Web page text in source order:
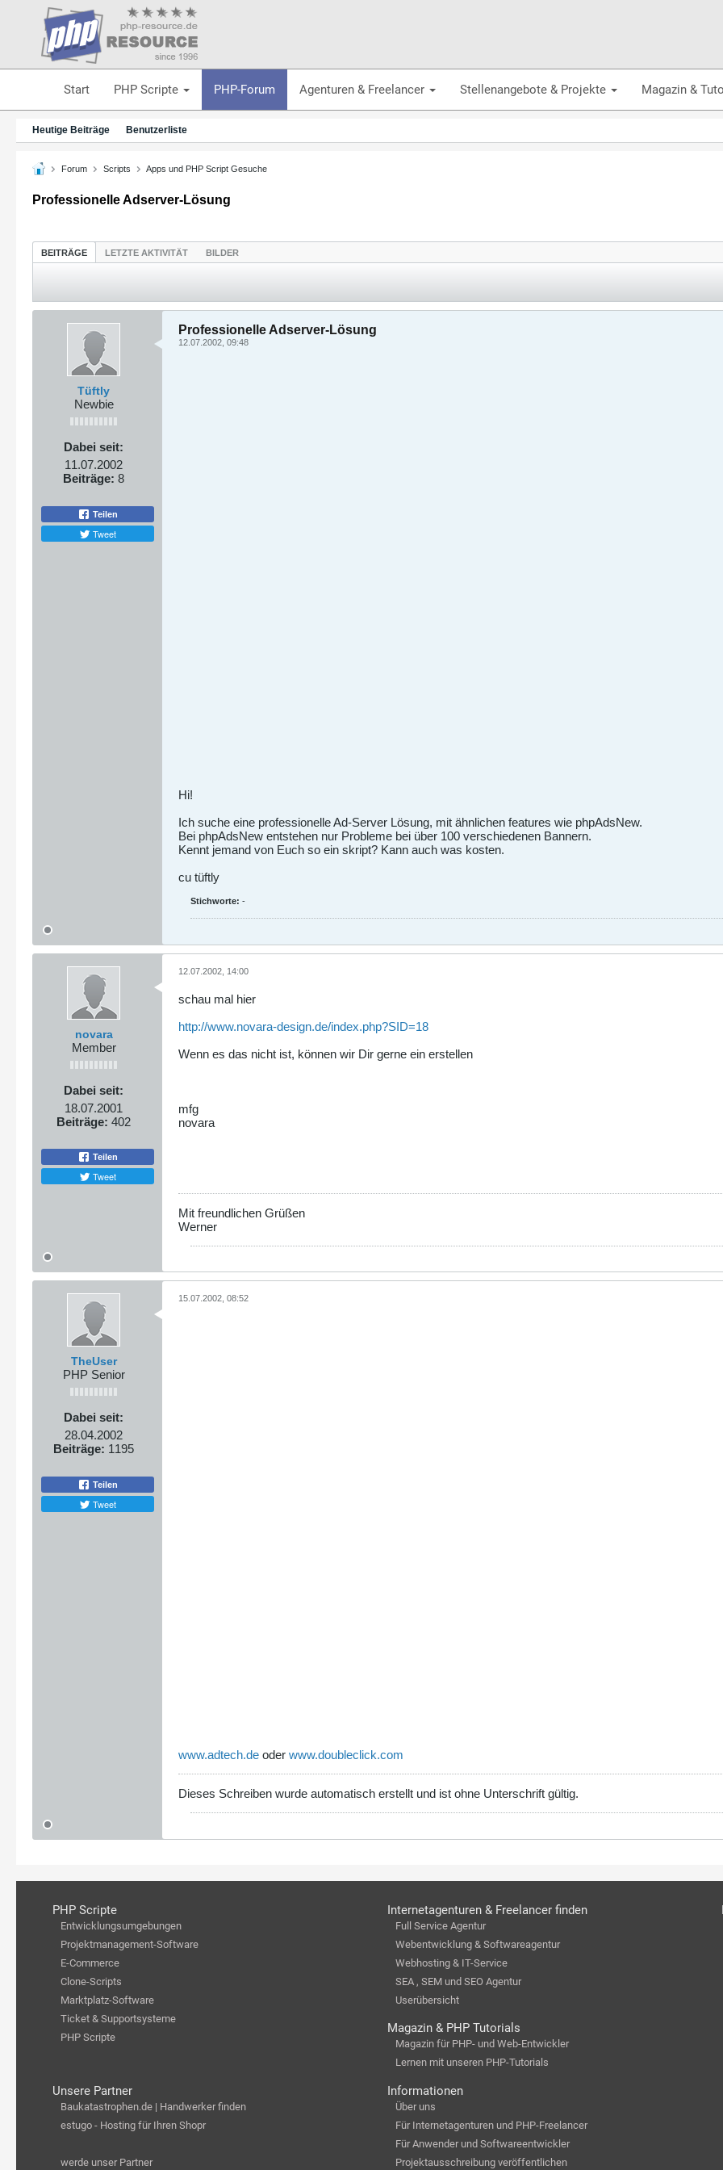
Start PHP Scripte PHP-Forum Agenturen & Freelancer Stellenangebote & Projekte Magazin &
Heutige Beiträge Benutzerliste
Forum Scripts Apps und PHP Script Gesuche
Professionelle Adserver-Lösung
BEITRÄGE LETZTE AKTIVITÄT BILDER
Tüftly
Newbie
Dabei seit:
11.07.2002
Beiträge: 8
Teilen
Tweet
Professionelle Adserver-Lösung
12.07.2002, 09:48
Hi!
Ich suche eine professionelle Ad-Server Lösung, mit ähnlichen features wie phpAdsNew.
Bei phpAdsNew entstehen nur Probleme bei über 100 verschiedenen Bannern.
Kennt jemand von Euch so ein skript? Kann auch was kosten.
cu tüftly
Stichworte: -
novara
Member
Dabei seit:
18.07.2001
Beiträge: 402
Teilen
Tweet
12.07.2002, 14:00
schau mal hier
http://www.novara-design.de/index.php?SID=18
Wenn es das nicht ist, können wir Dir gerne ein erstellen
mfg
novara
Mit freundlichen Grüßen
Werner
TheUser
PHP Senior
Dabei seit:
28.04.2002
Beiträge: 1195
Teilen
Tweet
15.07.2002, 08:52
www.adtech.de oder www.doubleclick.com
Dieses Schreiben wurde automatisch erstellt und ist ohne Unterschrift gültig.
PHP Scripte
Entwicklungsumgebungen
Projektmanagement-Software
E-Commerce
Clone-Scripts
Marktplatz-Software
Ticket & Supportsysteme
PHP Scripte
Internetagenturen & Freelancer finden
Full Service Agentur
Webentwicklung & Softwareagentur
Webhosting & IT-Service
SEA , SEM und SEO Agentur
Userübersicht
Magazin & PHP Tutorials
Magazin für PHP- und Web-Entwickler
Lernen mit unseren PHP-Tutorials
Unsere Partner
Baukatastrophen.de | Handwerker finden
estugo - Hosting für Ihren Shopr
werde unser Partner
Informationen
Über uns
Für Internetagenturen und PHP-Freelancer
Für Anwender und Softwareentwickler
Projektausschreibung veröffentlichen